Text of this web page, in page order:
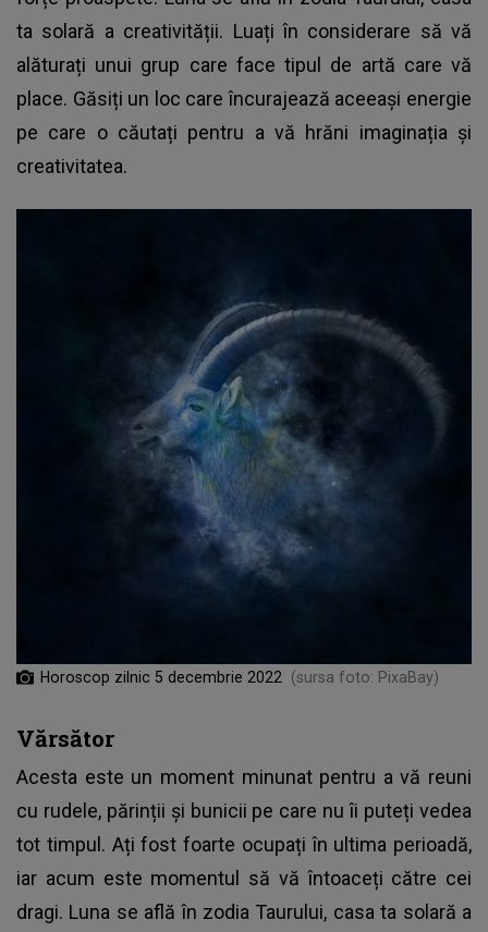
ta solară a creativității. Luați în considerare să vă
alăturați unui grup care face tipul de artă care vă
place. Găsiți un loc care încurajează aceeași energie
pe care o căutați pentru a vă hrăni imaginația și
creativitatea.
Horoscop zilnic 5 decembrie 2022 (sursa foto: PixaBay)
Vărsător
Acesta este un moment minunat pentru a vă reuni
cu rudele, părinții și bunicii pe care nu îi puteți vedea
tot timpul. Ați fost foarte ocupați în ultima perioadă,
iar acum este momentul să vă întoaceți către cei
dragi. Luna se află în zodia Taurului, casa ta solară a